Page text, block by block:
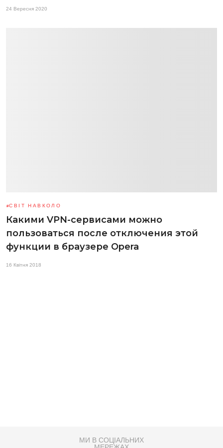
24 Вересня 2020
СВІТ НАВКОЛО
Какими VPN-сервисами можно
пользоваться после отключения этой
функции в браузере Opera
16 Квітня 2018
МИ В СОЦІАЛЬНИХ